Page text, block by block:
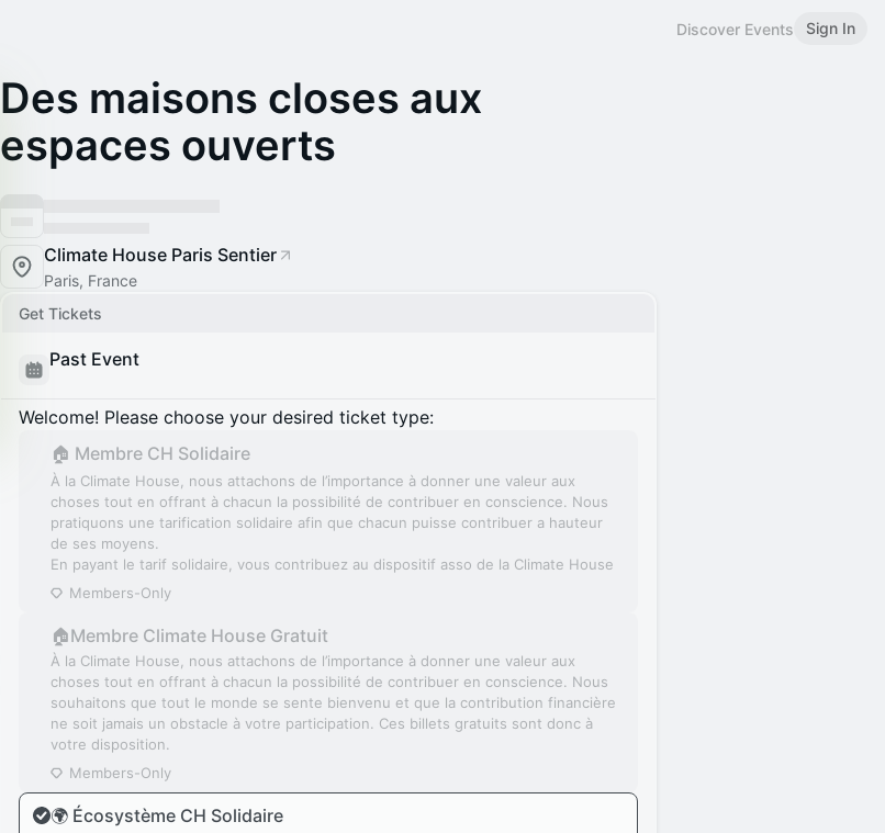
Discover Events Sign In
Des maisons closes aux
espaces ouverts
Climate House Paris Sentier
Paris, France
Get Tickets
Past Event
Welcome! Please choose your desired ticket type:
🏠 Membre CH Solidaire
À la Climate House, nous attachons de l’importance à donner une valeur aux
choses tout en offrant à chacun la possibilité de contribuer en conscience. Nous
pratiquons une tarification solidaire afin que chacun puisse contribuer a hauteur
de ses moyens.
En payant le tarif solidaire, vous contribuez au dispositif asso de la Climate House
Members-Only
🏠Membre Climate House Gratuit
À la Climate House, nous attachons de l’importance à donner une valeur aux
choses tout en offrant à chacun la possibilité de contribuer en conscience. Nous
souhaitons que tout le monde se sente bienvenu et que la contribution financière
ne soit jamais un obstacle à votre participation. Ces billets gratuits sont donc à
votre disposition.
Members-Only
🌍 Écosystème CH Solidaire